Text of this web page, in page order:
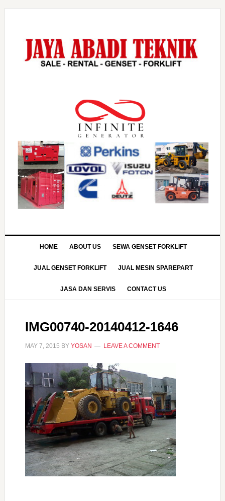
HOME ABOUT US SEWA GENSET FORKLIFT
JUAL GENSET FORKLIFT JUAL MESIN SPAREPART
JASA DAN SERVIS CONTACT US
IMG00740-20140412-1646
MAY 7, 2015 BY YOSAN LEAVE A COMMENT